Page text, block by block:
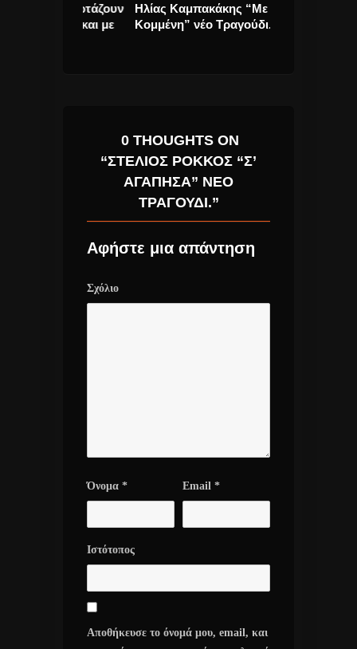
Ηλίας Καμπακάκης “Με Ανάσα
Κομμένη” νέο Τραγούδι.
0 THOUGHTS ON
“ΣΤΈΛΙΟΣ ΡΌΚΚΟΣ “Σ’
ΑΓΆΠΗΣΑ” ΝΈΟ
ΤΡΑΓΟΎΔΙ.”
Αφήστε μια απάντηση
Σχόλιο
Όνομα * Email *
Ιστότοπος
Αποθήκευσε το όνομά μου, email, και